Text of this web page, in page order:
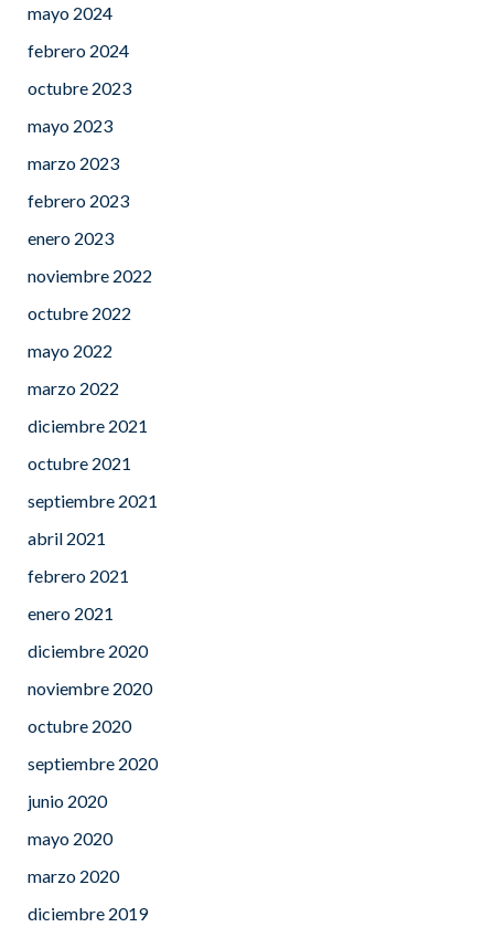
mayo 2024
febrero 2024
octubre 2023
mayo 2023
marzo 2023
febrero 2023
enero 2023
noviembre 2022
octubre 2022
mayo 2022
marzo 2022
diciembre 2021
octubre 2021
septiembre 2021
abril 2021
febrero 2021
enero 2021
diciembre 2020
noviembre 2020
octubre 2020
septiembre 2020
junio 2020
mayo 2020
marzo 2020
diciembre 2019